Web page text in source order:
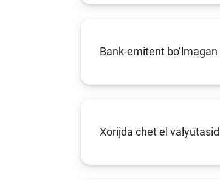
Bank-emitent
Xorijda chet el